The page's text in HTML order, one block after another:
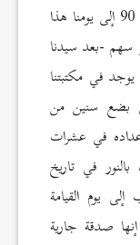
والحق أن معظم ما نشر في مجلتنا منذ سنة 90 إلى يومنا هذا
-بعد سيدنا
في مكتبتنا
بضع سنين من
في عشرات
في تاريخ
يوم القيامة
صدقة جارية